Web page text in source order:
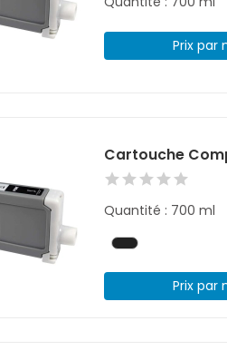
Prix par
Cartouche
Quantité : 700 ml
Prix par